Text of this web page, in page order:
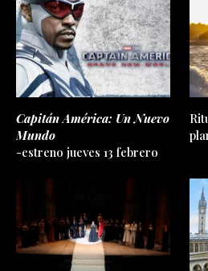
Capitán América: Un Nuevo
Mundo
-estreno jueves 13 febrero